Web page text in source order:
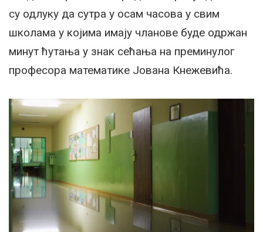
су одлуку да сутра у осам часова у свим
школама у којима имају чланове буде одржан
минут ћутања у знак сећања на преминулог
професора математике Јована Кнежевића.